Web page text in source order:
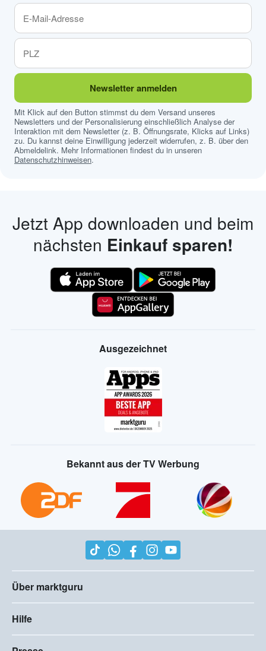
Newsletter anmelden
Mit Klick auf den Button stimmst du dem Versand unseres
Newsletters und der Personalisierung einschließlich Analyse der
Interaktion mit dem Newsletter (z. B. Öffnungsrate, Klicks auf Links)
zu. Du kannst deine Einwilligung jederzeit widerrufen, z. B. über den
Abmeldelink. Mehr Informationen findest du in unseren
Datenschutzhinweisen.
Jetzt App downloaden und beim
nächsten Einkauf sparen!
Ausgezeichnet
Bekannt aus der TV Werbung
Über marktguru
Hilfe